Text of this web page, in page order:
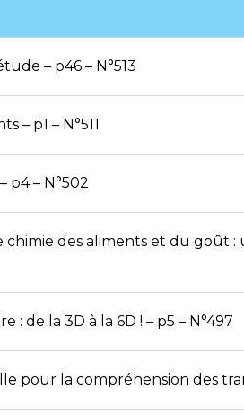
– p46 – N°513
– p1 – N°511
p4 – N°502
chimie des aliments et du goût
: de la 3D à la 6D ! – p5 – N°497
pour la compréhension des